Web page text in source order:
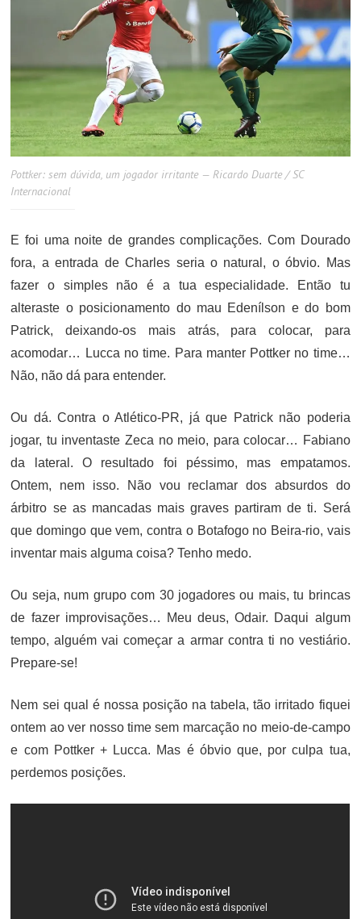
Pottker: sem dúvida, um jogador irritante — Ricardo Duarte / SC
Internacional
E foi uma noite de grandes complicações. Com Dourado
fora, a entrada de Charles seria o natural, o óbvio. Mas
fazer o simples não é a tua especialidade. Então tu
alteraste o posicionamento do mau Edenílson e do bom
Patrick, deixando-os mais atrás, para colocar, para
acomodar… Lucca no time. Para manter Pottker no time…
Não, não dá para entender.
Ou dá. Contra o Atlético-PR, já que Patrick não poderia
jogar, tu inventaste Zeca no meio, para colocar… Fabiano
da lateral. O resultado foi péssimo, mas empatamos.
Ontem, nem isso. Não vou reclamar dos absurdos do
árbitro se as mancadas mais graves partiram de ti. Será
que domingo que vem, contra o Botafogo no Beira-rio, vais
inventar mais alguma coisa? Tenho medo.
Ou seja, num grupo com 30 jogadores ou mais, tu brincas
de fazer improvisações… Meu deus, Odair. Daqui algum
tempo, alguém vai começar a armar contra ti no vestiário.
Prepare-se!
Nem sei qual é nossa posição na tabela, tão irritado fiquei
ontem ao ver nosso time sem marcação no meio-de-campo
e com Pottker + Lucca. Mas é óbvio que, por culpa tua,
perdemos posições.